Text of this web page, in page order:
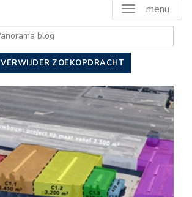
menu
VERWIJDER ZOEKOPDRACHT